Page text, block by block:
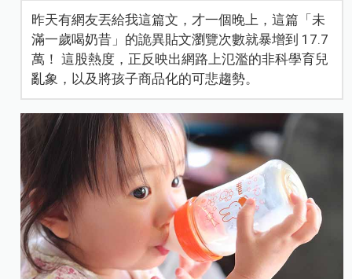
昨天有網友丟給我這篇文，才一個晚上，這篇「未
滿一歲喝奶昔」的詭異貼文瀏覽次數就暴增到 17.7
萬！ 這股熱度，正反映出網路上氾濫的非科學育兒
亂象，以及將孩子商品化的可悲趨勢。